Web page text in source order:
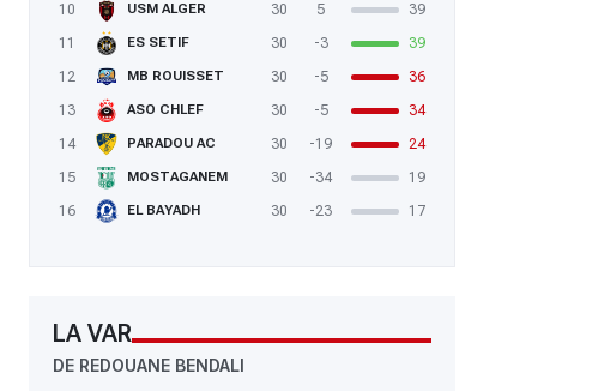
10 USM ALGER 30 5
39
11
ES SETIF 30 -3
39
12
MB ROUISSET 30 -5
36
13
ASO CHLEF 30 -5
34
14
PARADOU AC 30 -19
24
15
MOSTAGANEM 30 -34
19
16
EL BAYADH 30 -23 17
LA VAR
DE REDOUANE BENDALI